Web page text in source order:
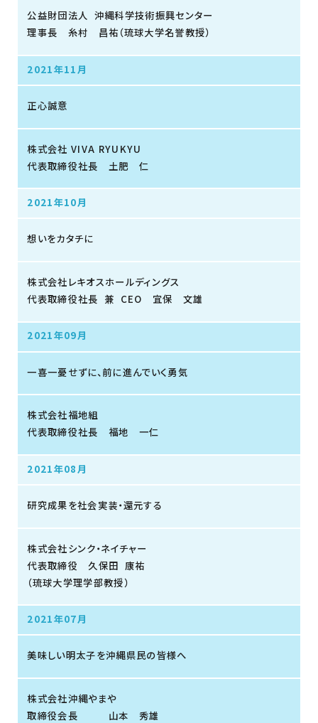
公益財団法人 沖縄科学技術振興センター
理事長 糸村 昌祐（琉球大学名誉教授）
2021年11月
正心誠意
株式会社 VIVA RYUKYU
代表取締役社長 土肥 仁
2021年10月
想いをカタチに
株式会社レキオスホールディングス
代表取締役社長 兼 CEO 宜保 文雄
2021年09月
一喜一憂せずに、前に進んでいく勇気
株式会社福地組
代表取締役社長 福地 一仁
2021年08月
研究成果を社会実装・還元する
株式会社シンク・ネイチャー
代表取締役 久保田 康祐
（琉球大学理学部教授）
2021年07月
美味しい明太子を沖縄県民の皆様へ
株式会社沖縄やまや
取締役会長 山本 秀雄